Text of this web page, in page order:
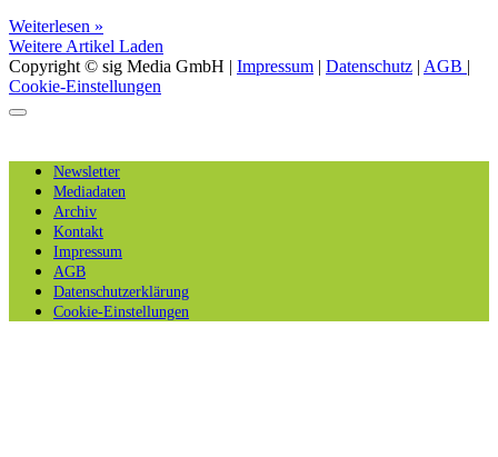
Weiterlesen »
Weitere Artikel Laden
Copyright © sig Media GmbH | Impressum | Datenschutz | AGB |
Cookie-Einstellungen
Newsletter
Mediadaten
Archiv
Kontakt
Impressum
AGB
Datenschutzerklärung
Cookie-Einstellungen